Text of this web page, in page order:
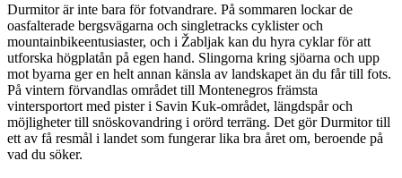
Durmitor är inte bara för fotvandrare. På sommaren lockar de
oasfalterade bergsvägarna och singletracks cyklister och
mountainbikeentusiaster, och i Žabljak kan du hyra cyklar för att
utforska högplatån på egen hand. Slingorna kring sjöarna och upp
mot byarna ger en helt annan känsla av landskapet än du får till fots.
På vintern förvandlas området till Montenegros främsta
vintersportort med pister i Savin Kuk-området, längdspår och
möjligheter till snöskovandring i orörd terräng. Det gör Durmitor till
ett av få resmål i landet som fungerar lika bra året om, beroende på
vad du söker.